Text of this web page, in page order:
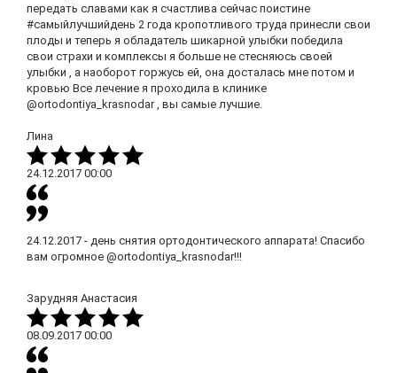
передать славами как я счастлива сейчас поистине
#самыйлучшийдень 2 года кропотливого труда принесли свои
плоды и теперь я обладатель шикарной улыбки победила
свои страхи и комплексы я больше не стесняюсь своей
улыбки , а наоборот горжусь ей, она досталась мне потом и
кровью Все лечение я проходила в клинике
@ortodontiya_krasnodar , вы самые лучшие.
Лина
24.12.2017 00:00
24.12.2017 - день снятия ортодонтического аппарата! Спасибо
вам огромное @ortodontiya_krasnodar!!!
Зарудняя Анастасия
08.09.2017 00:00